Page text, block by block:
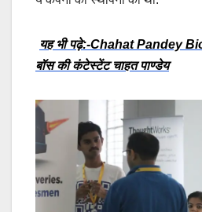
यह भी पढ़े:-Chahat Pandey
बॉस की कंटेस्टेंट चाहत पाण्डेय